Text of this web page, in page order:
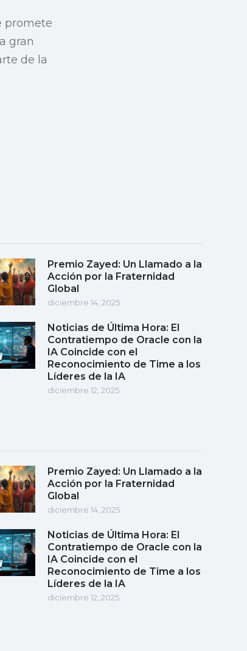
promete
gran
de la
Premio Zayed: Un Llamado a la
Acción por la Fraternidad
Global
diciembre 14, 2025
Noticias de Última Hora: El
Contratiempo de Oracle con la
IA Coincide con el
Reconocimiento de Time a los
Líderes de la IA
diciembre 12, 2025
Premio Zayed: Un Llamado a la
Acción por la Fraternidad
Global
diciembre 14, 2025
Noticias de Última Hora: El
Contratiempo de Oracle con la
IA Coincide con el
Reconocimiento de Time a los
Líderes de la IA
diciembre 12, 2025